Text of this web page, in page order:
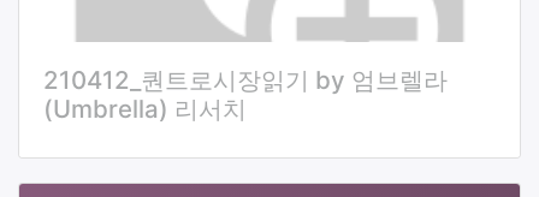
210412_퀀트로시장읽기 by 엄브렐라
(Umbrella) 리서치